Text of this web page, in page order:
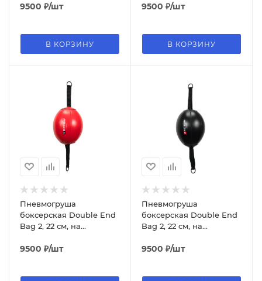
9500 ₽/шт
В КОРЗИНУ
9500 ₽/шт
В КОРЗИНУ
Пневмогруша
боксерская Double End
Bag 2, 22 см, на
9500 ₽/шт
Пневмогруша
боксерская Double End
Bag 2, 22 см, на
9500 ₽/шт